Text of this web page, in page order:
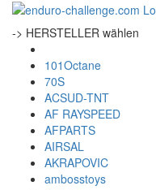
-> HERSTELLER wählen
101Octane
70S
ACSUD-TNT
AF RAYSPEED
AFPARTS
AIRSAL
AKRAPOVIC
ambosstoys